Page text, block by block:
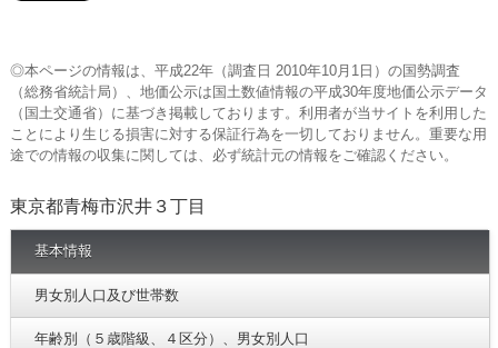
◎本ページの情報は、平成22年（調査日 2010年10月1日）の国勢調査
（総務省統計局）、地価公示は国土数値情報の平成30年度地価公示データ
（国土交通省）に基づき掲載しております。利用者が当サイトを利用した
ことにより生じる損害に対する保証行為を一切しておりません。重要な用
途での情報の収集に関しては、必ず統計元の情報をご確認ください。
東京都青梅市沢井３丁目
基本情報
男女別人口及び世帯数
年齢別（５歳階級、４区分）、男女別人口